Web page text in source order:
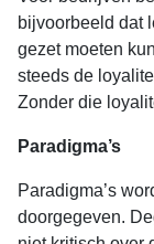
bijvoorbeeld dat
gezet moeten
steeds de
Zonder die
Paradigma’s
Paradigma’s
doorgegeven.